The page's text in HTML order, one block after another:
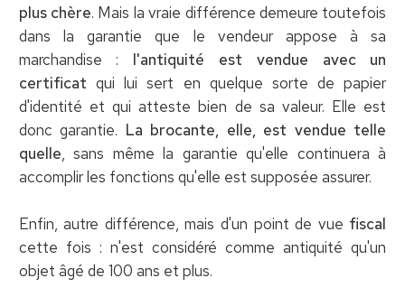
plus chère. Mais la vraie différence demeure toutefois
dans la garantie que le vendeur appose à sa
marchandise : l'antiquité est vendue avec un
certificat qui lui sert en quelque sorte de papier
d'identité et qui atteste bien de sa valeur. Elle est
donc garantie. La brocante, elle, est vendue telle
quelle, sans même la garantie qu'elle continuera à
accomplir les fonctions qu'elle est supposée assurer.
Enfin, autre différence, mais d'un point de vue fiscal
cette fois : n'est considéré comme antiquité qu'un
objet âgé de 100 ans et plus.